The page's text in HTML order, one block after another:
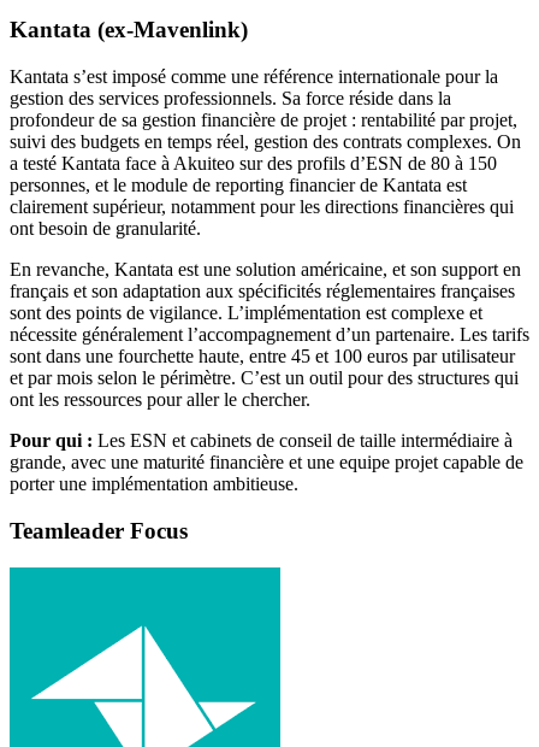
Kantata (ex-Mavenlink)
Kantata s’est imposé comme une référence internationale pour la
gestion des services professionnels. Sa force réside dans la
profondeur de sa gestion financière de projet : rentabilité par projet,
suivi des budgets en temps réel, gestion des contrats complexes. On
a testé Kantata face à Akuiteo sur des profils d’ESN de 80 à 150
personnes, et le module de reporting financier de Kantata est
clairement supérieur, notamment pour les directions financières qui
ont besoin de granularité.
En revanche, Kantata est une solution américaine, et son support en
français et son adaptation aux spécificités réglementaires françaises
sont des points de vigilance. L’implémentation est complexe et
nécessite généralement l’accompagnement d’un partenaire. Les tarifs
sont dans une fourchette haute, entre 45 et 100 euros par utilisateur
et par mois selon le périmètre. C’est un outil pour des structures qui
ont les ressources pour aller le chercher.
Pour qui : Les ESN et cabinets de conseil de taille intermédiaire à
grande, avec une maturité financière et une equipe projet capable de
porter une implémentation ambitieuse.
Teamleader Focus